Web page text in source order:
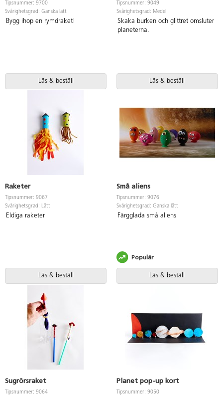
Tipsnummer: 9700
Svårighetsgrad: Ganska lätt
Bygg ihop en rymdraket!
Läs & beställ
Tipsnummer: 9049
Svårighetsgrad: Medel
Skaka burken och glittret omsluter
planeterna.
Läs & beställ
Raketer
Tipsnummer: 9067
Svårighetsgrad: Lätt
Eldiga raketer
Läs & beställ
Små aliens
Tipsnummer: 9076
Svårighetsgrad: Ganska lätt
Färgglada små aliens
Läs & beställ
Populär
Sugrörsraket
Tipsnummer: 9064
Planet pop-up kort
Tipsnummer: 9050